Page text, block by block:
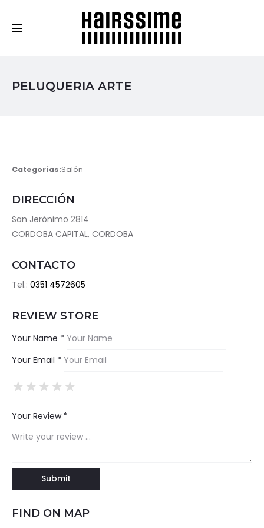
PELUQUERIA ARTE
Categorías:Salón
DIRECCIÓN
San Jerónimo 2814
CORDOBA CAPITAL, CORDOBA
CONTACTO
Tel.: 0351 4572605
REVIEW STORE
Your Name *
Your Email *
★
★★
★★★
★★★★
★★★★★
Your Review *
FIND ON MAP